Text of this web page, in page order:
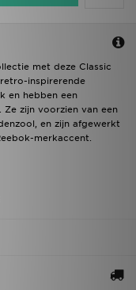
met deze Classic
inspirerende
en hebben een
Ze zijn voorzien van een
en zijn afgewerkt
merkaccent.